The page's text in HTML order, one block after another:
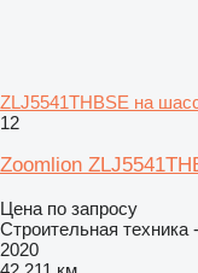
ZLJ5541THBSE на
12
Zoomlion
Цена по запросу
Строительная техника
2020